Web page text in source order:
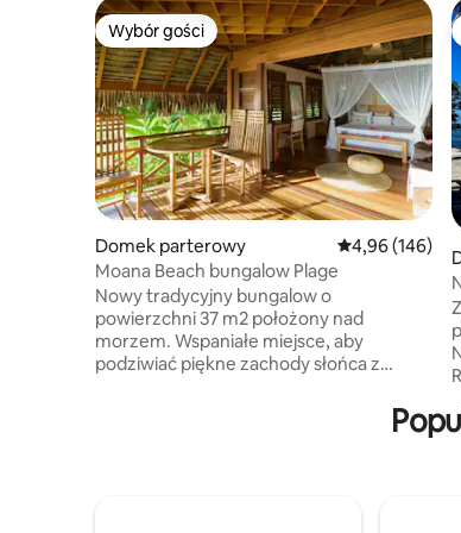
Wybór gości
Wybór gości
Domek parterowy Średnia ocena:
4,96 (146)
Moana Beach bungalow Plage
Nowy tradycyjny bungalow o
powierzchni 37 m2 położony nad
morzem. Wspaniałe miejsce, aby
podziwiać piękne zachody słońca z
tuż naprzeciwko do nurkowania z rurką.